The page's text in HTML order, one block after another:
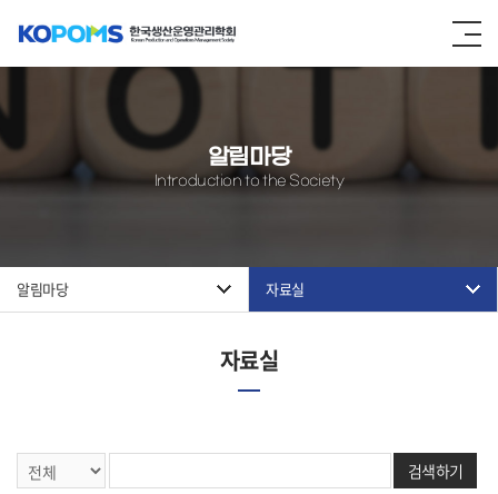
알림마당
Introduction to the Society
알림마당 자료실
자료실
검색하기